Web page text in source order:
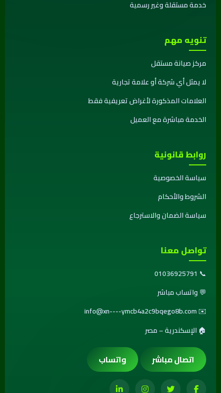
خدمة مستقلة وغير رسمية
تنويه مهم
مركز صيانة مستقل
لا يمثل أي شركة أو علامة تجارية
العلامات المذكورة لأغراض تعريفية فقط
الخدمة مباشرة مع العميل
روابط قانونية
سياسة الخصوصية
الشروط والأحكام
سياسة الضمان والاسترجاع
تواصل معنا
📞
01036925791
💬واتساب مباشر
✉️
info@xn----ymcb4a2c9bqego8b.com
🏠 الإسكندرية – مصر
اتصال مباشر واتساب